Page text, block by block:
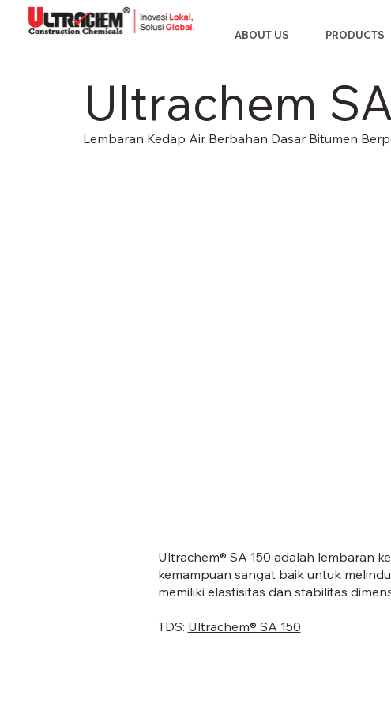
ABOUT US PRODUCTS
Ultrachem
Lembaran Kedap Air Berbahan Dasar Bitumen
Ultrachem® SA 150 adalah lembaran
kemampuan sangat baik untuk
memiliki elastisitas dan stabilitas
TDS: Ultrachem® SA 150